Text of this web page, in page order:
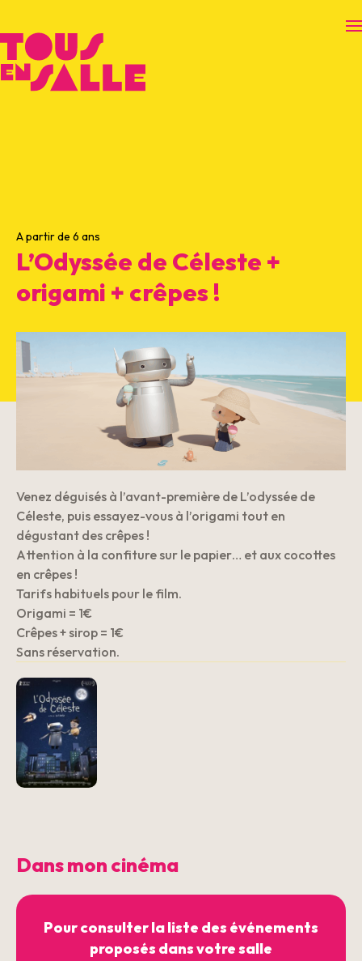
A partir de 6 ans
L’Odyssée de Céleste +
origami + crêpes !
Venez déguisés à l’avant-première de L’odyssée de
Céleste, puis essayez-vous à l’origami tout en
dégustant des crêpes !
Attention à la confiture sur le papier… et aux cocottes
en crêpes !
Tarifs habituels pour le film.
Origami = 1€
Crêpes + sirop = 1€
Sans réservation.
Dans mon cinéma
Pour consulter la liste des événements
proposés dans votre salle